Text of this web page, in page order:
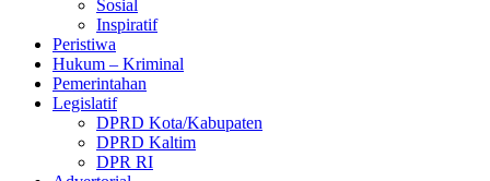
Sosial
Inspiratif
Peristiwa
Hukum – Kriminal
Pemerintahan
Legislatif
DPRD Kota/Kabupaten
DPRD Kaltim
DPR RI